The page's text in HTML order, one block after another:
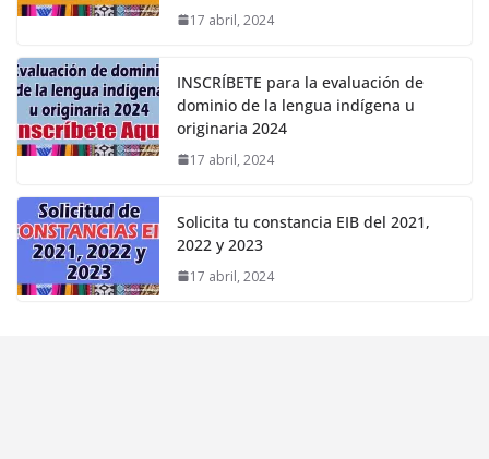
17 abril, 2024
INSCRÍBETE para la evaluación de
dominio de la lengua indígena u
originaria 2024
17 abril, 2024
Solicita tu constancia EIB del 2021,
2022 y 2023
17 abril, 2024